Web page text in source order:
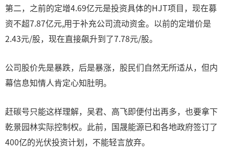
第二，之前的定增4.69亿元是投资具体的HJT项目，现在募
资不超7.87亿元,用于补充公司流动资金。以前的定增价是
2.43元/股，现在直接飙升到了7.78元/股。
公司股价先是暴跌，后是暴涨，股民们自然无所适从，但内
幕信息知情人肯定心知肚明。
赶碳号只能这样理解，吴君、高飞即便付出再多，也要拿下
乾景园林实际控制权。此前，国晟能源已和各地政府签订了
400亿的光伏投资计划，不能轻言放弃。